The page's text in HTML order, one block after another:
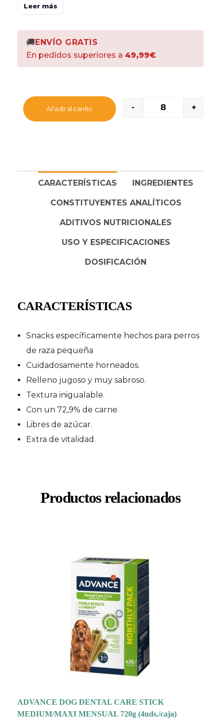
calidadpor medio de un proceso único que le da
al bocadillo una
suave y muy jugosolo que hace unamezcla de
sabores inigualables para tu canino.
Contienen un72.9% de carne y no llevan azúcar
por lo que son súper sanos. El alto porcentaje de
incluso el perro más exigente.
Leer más
🚚 ENVÍO GRATIS
En pedidos superiores a 49,99€
- +
Añadir al carrito
CARACTERÍSTICAS INGREDIENTES
CONSTITUYENTES ANALÍTICOS
ADITIVOS NUTRICIONALES
USO Y ESPECIFICACIONES
DOSIFICACIÓN
CARACTERÍSTICAS
Snacks específicamente hechos para perros
de raza pequeña
Cuidadosamente horneados.
Relleno jugoso y muy sabroso.
Textura inigualable.
Con un 72,9% de carne.
Libres de azúcar.
Extra de vitalidad.
Productos relacionados
ADVANCE DOG DENTAL CARE STICK
MEDIUM/MAXI MENSUAL 720g (4uds./caja)